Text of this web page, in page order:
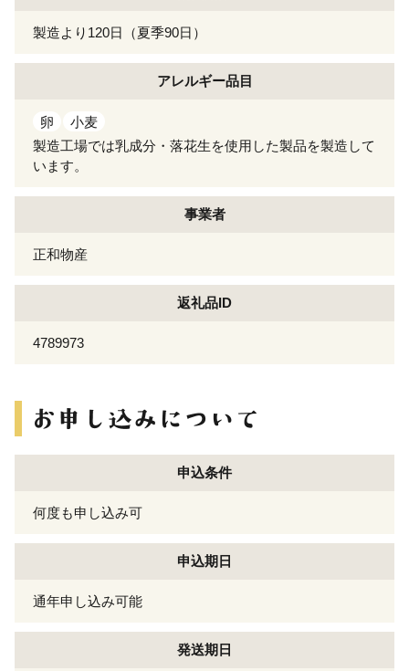
製造より120日（夏季90日）
アレルギー品目
卵
小麦
製造工場では乳成分・落花生を使用した製品を製造して
います。
事業者
正和物産
返礼品ID
4789973
申込条件
何度も申し込み可
申込期日
通年申し込み可能
発送期日